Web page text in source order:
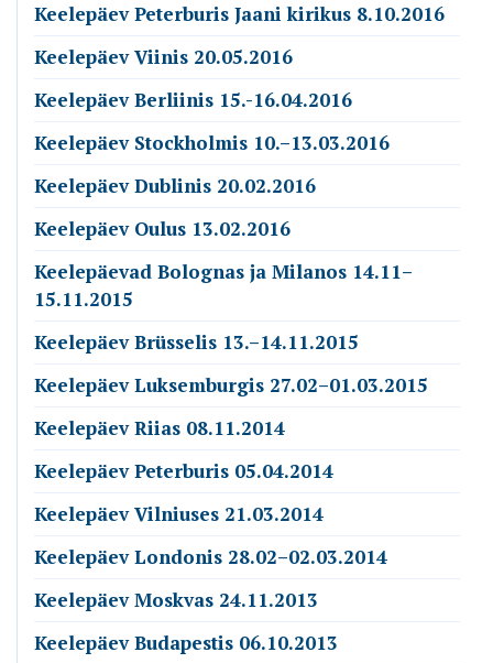
Keelepäev Peterburis Jaani kirikus 8.10.2016
Keelepäev Viinis 20.05.2016
Keelepäev Berliinis 15.-16.04.2016
Keelepäev Stockholmis 10.–13.03.2016
Keelepäev Dublinis 20.02.2016
Keelepäev Oulus 13.02.2016
Keelepäevad Bolognas ja Milanos 14.11–
15.11.2015
Keelepäev Brüsselis 13.–14.11.2015
Keelepäev Luksemburgis 27.02–01.03.2015
Keelepäev Riias 08.11.2014
Keelepäev Peterburis 05.04.2014
Keelepäev Vilniuses 21.03.2014
Keelepäev Londonis 28.02–02.03.2014
Keelepäev Moskvas 24.11.2013
Keelepäev Budapestis 06.10.2013